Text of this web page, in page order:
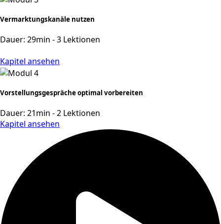
Vermarktungskanäle nutzen
Dauer: 29min - 3 Lektionen
Kapitel ansehen
Vorstellungsgespräche optimal vorbereiten
Dauer: 21min - 2 Lektionen
Kapitel ansehen